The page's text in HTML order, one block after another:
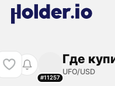
#11257
Где
UFO/USD